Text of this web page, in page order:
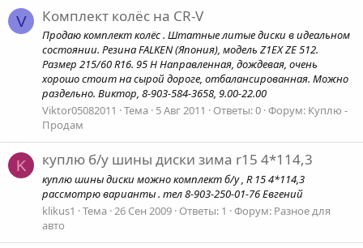
V Комплект колёс на CR-V
Продаю комплект колёс . Штатные литые диски в идеальном
состоянии. Резина FALKEN (Япония), модель Z1EX ZE 512.
Размер 215/60 R16. 95 H Направленная, дождевая, очень
хорошо стоит на сырой дороге, отбалансированная. Можно
раздельно. Виктор, 8-903-584-3658, 9.00-22.00
Viktor05082011
Тема 5 Авг 2011 Ответы: 0 Форум: Куплю -
Продам
K куплю б/у шины диски зима r15 4*114,3
куплю шины диски можно комплект б/у , R 15 4*114,3
рассмотрю варианты . тел 8-903-250-01-76 Евгений
klikus1
Тема 26 Сен 2009 Ответы: 1 Форум: Разное для
авто